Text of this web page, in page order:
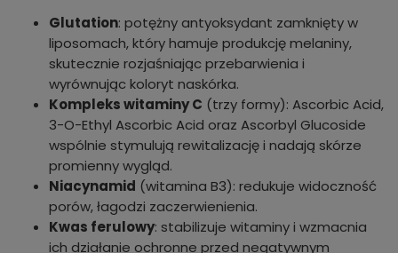
Glutation: potężny antyoksydant zamknięty w
liposomach, który hamuje produkcję melaniny,
skutecznie rozjaśniając przebarwienia i
wyrównując koloryt naskórka.
Kompleks witaminy C (trzy formy): Ascorbic Acid,
3-O-Ethyl Ascorbic Acid oraz Ascorbyl Glucoside
wspólnie stymulują rewitalizację i nadają skórze
promienny wygląd.
Niacynamid (witamina B3): redukuje widoczność
porów, łagodzi zaczerwienienia.
Kwas ferulowy: stabilizuje witaminy i wzmacnia
ich działanie ochronne przed negatywnym